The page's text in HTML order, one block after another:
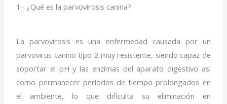
1-. ¿Qué es la parvovirosis canina?
La parvovirosis es una enfermedad causada por un
parvovirus canino tipo 2 muy resistente, siendo capaz de
soportar el pH y las enzimas del aparato digestivo asi
como permanecer periodos de tiempo prolongados en
el ambiente, lo que dificulta su eliminación en